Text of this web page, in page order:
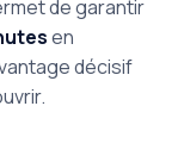
de garantir
en
décisif